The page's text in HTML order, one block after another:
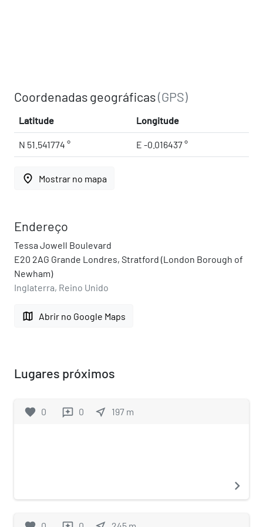
Coordenadas geográficas(GPS)
Latitude Longitude
N 51.541774 ° E -0.016437 °
place Mostrar no mapa
Endereço
Tessa Jowell Boulevard
E20 2AG Grande Londres, Stratford (London Borough of
Newham)
Inglaterra, Reino Unido
map Abrir no Google Maps
Lugares próximos
favorite 0 reviews 0 near_me 197 m
navigate_next